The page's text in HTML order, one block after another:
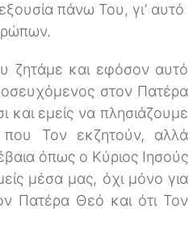
πάνω Του, γι’ αυτό
ζητάμε και εφόσον αυτό
στον Πατέρα
και εμείς να πλησιάζουμε
που Τον εκζητούν, αλλά
όπως ο Κύριος Ιησούς
μέσα μας, όχι μόνο για
Πατέρα Θεό και ότι Τον